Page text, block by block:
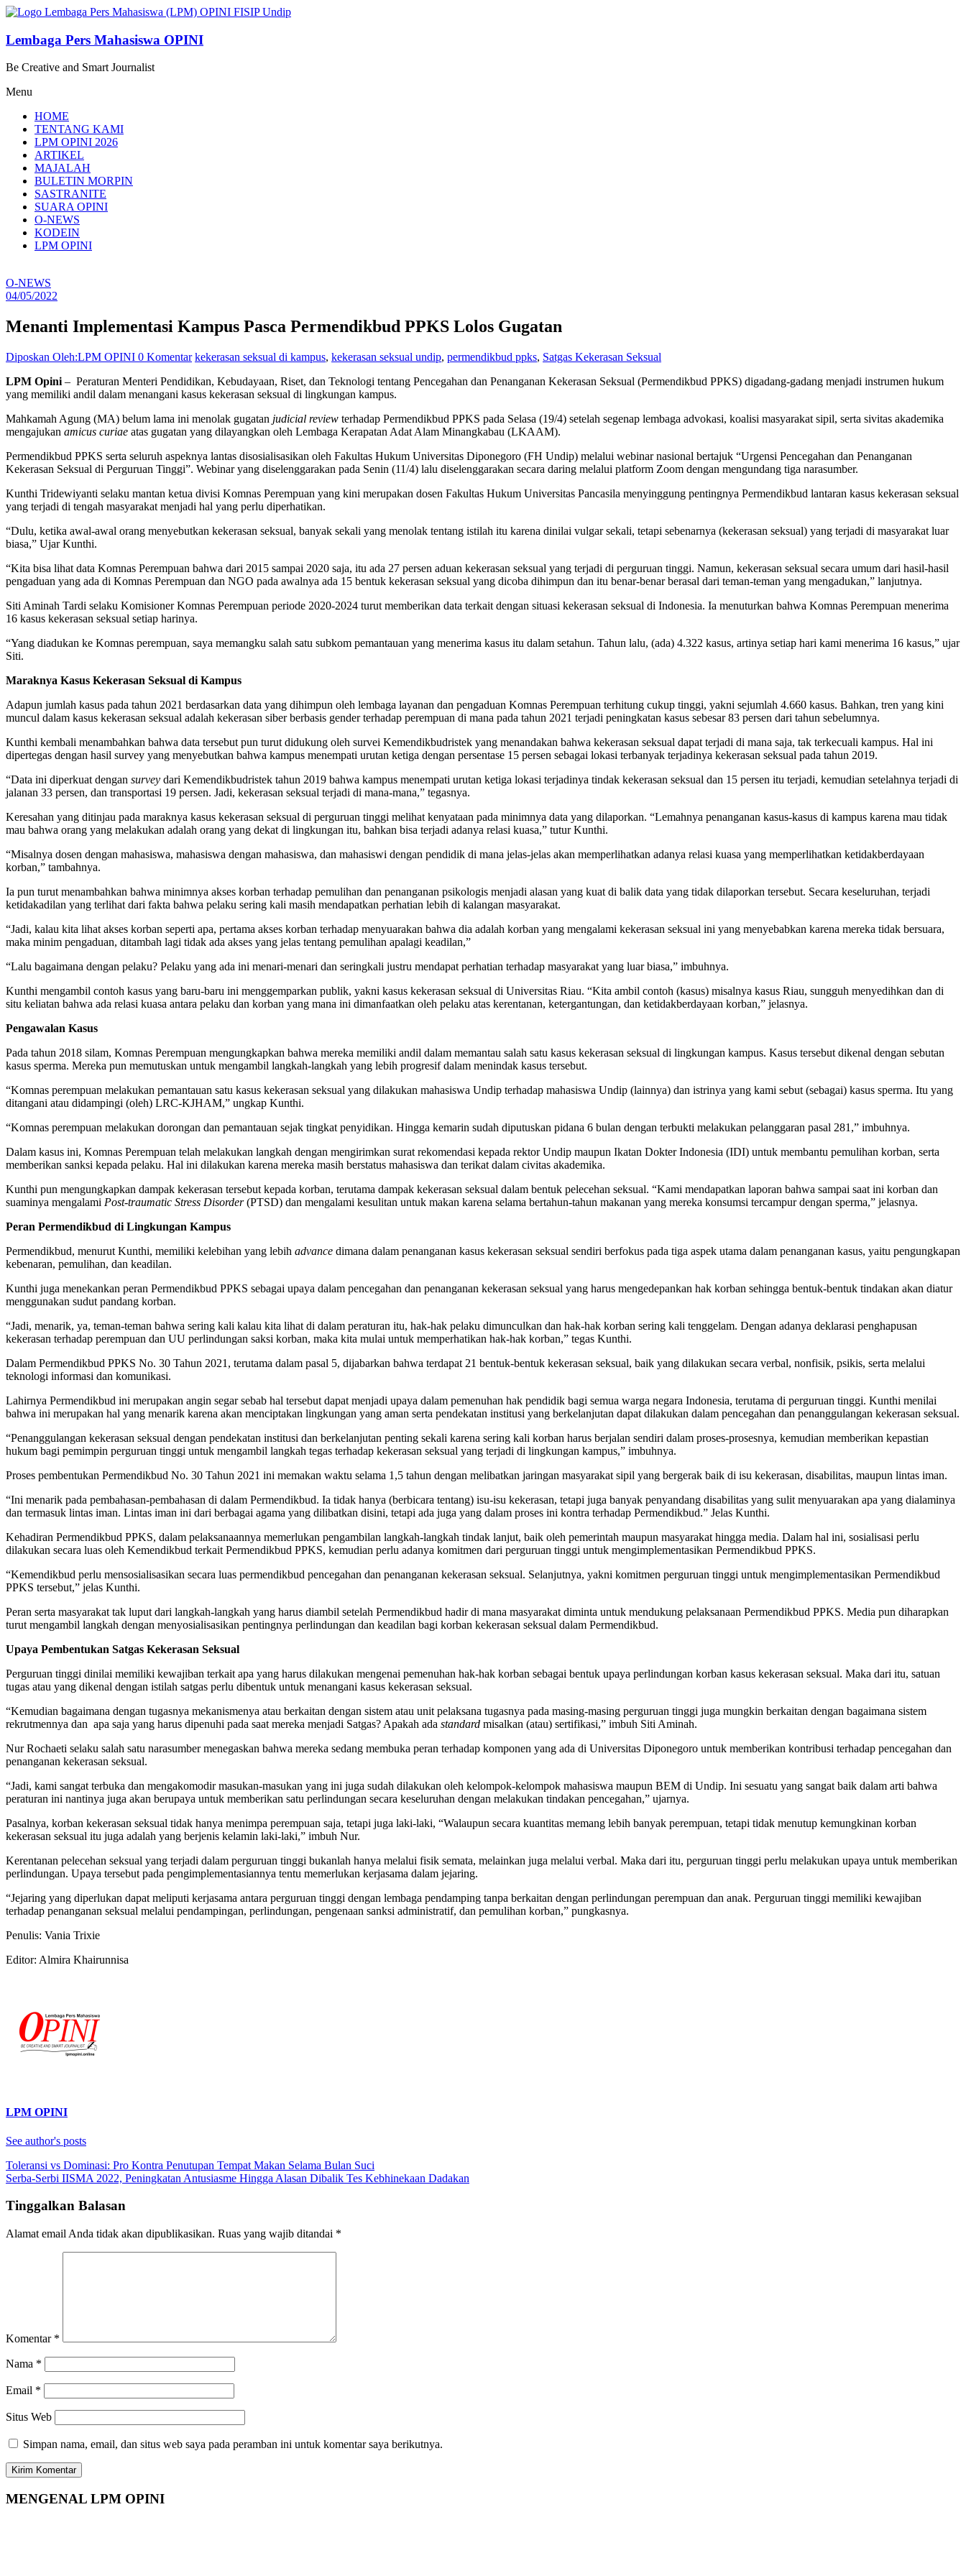
Lompat
konten
Lembaga Pers Mahasiswa OPINI
Be Creative and Smart Journalist
Menu
HOME
TENTANG KAMI
LPM OPINI 2026
ARTIKEL
MAJALAH
BULETIN MORPIN
SASTRANITE
SUARA OPINI
O-NEWS
KODEIN
LPM OPINI
O-NEWS
04/05/2022
Menanti Implementasi Kampus Pasca Permendikbud PPKS Lolos Gugatan
Diposkan Oleh:LPM OPINI 0 Komentar kekerasan seksual di kampus, kekerasan seksual undip, permendikbud ppks, Satgas Kekerasan Seksual
LPM Opini – Peraturan Menteri Pendidikan, Kebudayaan, Riset, dan Teknologi tentang Pencegahan dan Penanganan Kekerasan Seksual (Permendikbud PPKS) digadang-gadang menjadi instrumen hukum
yang memiliki andil dalam menangani kasus kekerasan seksual di lingkungan kampus.
Mahkamah Agung (MA) belum lama ini menolak gugatan judicial review terhadap Permendikbud PPKS pada Selasa (19/4) setelah segenap lembaga advokasi, koalisi masyarakat sipil, serta sivitas akademika
mengajukan amicus curiae atas gugatan yang dilayangkan oleh Lembaga Kerapatan Adat Alam Minangkabau (LKAAM).
Permendikbud PPKS serta seluruh aspeknya lantas disosialisasikan oleh Fakultas Hukum Universitas Diponegoro (FH Undip) melalui webinar nasional bertajuk “Urgensi Pencegahan dan Penanganan
Kekerasan Seksual di Perguruan Tinggi”. Webinar yang diselenggarakan pada Senin (11/4) lalu diselenggarakan secara daring melalui platform Zoom dengan mengundang tiga narasumber.
Kunthi Tridewiyanti selaku mantan ketua divisi Komnas Perempuan yang kini merupakan dosen Fakultas Hukum Universitas Pancasila menyinggung pentingnya Permendikbud lantaran kasus kekerasan seksual
yang terjadi di tengah masyarakat menjadi hal yang perlu diperhatikan.
“Dulu, ketika awal-awal orang menyebutkan kekerasan seksual, banyak sekali yang menolak tentang istilah itu karena dinilai vulgar sekali, tetapi sebenarnya (kekerasan seksual) yang terjadi di masyarakat luar
biasa,” Ujar Kunthi.
“Kita bisa lihat data Komnas Perempuan bahwa dari 2015 sampai 2020 saja, itu ada 27 persen aduan kekerasan seksual yang terjadi di perguruan tinggi. Namun, kekerasan seksual secara umum dari hasil-hasil
pengaduan yang ada di Komnas Perempuan dan NGO pada awalnya ada 15 bentuk kekerasan seksual yang dicoba dihimpun dan itu benar-benar berasal dari teman-teman yang mengadukan,” lanjutnya.
Siti Aminah Tardi selaku Komisioner Komnas Perempuan periode 2020-2024 turut memberikan data terkait dengan situasi kekerasan seksual di Indonesia. Ia menuturkan bahwa Komnas Perempuan menerima
16 kasus kekerasan seksual setiap harinya.
“Yang diadukan ke Komnas perempuan, saya memangku salah satu subkom pemantauan yang menerima kasus itu dalam setahun. Tahun lalu, (ada) 4.322 kasus, artinya setiap hari kami menerima 16 kasus,” ujar
Siti.
Maraknya Kasus Kekerasan Seksual di Kampus
Adapun jumlah kasus pada tahun 2021 berdasarkan data yang dihimpun oleh lembaga layanan dan pengaduan Komnas Perempuan terhitung cukup tinggi, yakni sejumlah 4.660 kasus. Bahkan, tren yang kini
muncul dalam kasus kekerasan seksual adalah kekerasan siber berbasis gender terhadap perempuan di mana pada tahun 2021 terjadi peningkatan kasus sebesar 83 persen dari tahun sebelumnya.
Kunthi kembali menambahkan bahwa data tersebut pun turut didukung oleh survei Kemendikbudristek yang menandakan bahwa kekerasan seksual dapat terjadi di mana saja, tak terkecuali kampus. Hal ini
dipertegas dengan hasil survey yang menyebutkan bahwa kampus menempati urutan ketiga dengan persentase 15 persen sebagai lokasi terbanyak terjadinya kekerasan seksual pada tahun 2019.
“Data ini diperkuat dengan survey dari Kemendikbudristek tahun 2019 bahwa kampus menempati urutan ketiga lokasi terjadinya tindak kekerasan seksual dan 15 persen itu terjadi, kemudian setelahnya terjadi di
jalanan 33 persen, dan transportasi 19 persen. Jadi, kekerasan seksual terjadi di mana-mana,” tegasnya.
Keresahan yang ditinjau pada maraknya kasus kekerasan seksual di perguruan tinggi melihat kenyataan pada minimnya data yang dilaporkan. “Lemahnya penanganan kasus-kasus di kampus karena mau tidak
mau bahwa orang yang melakukan adalah orang yang dekat di lingkungan itu, bahkan bisa terjadi adanya relasi kuasa,” tutur Kunthi.
“Misalnya dosen dengan mahasiswa, mahasiswa dengan mahasiswa, dan mahasiswi dengan pendidik di mana jelas-jelas akan memperlihatkan adanya relasi kuasa yang memperlihatkan ketidakberdayaan
korban,” tambahnya.
Ia pun turut menambahkan bahwa minimnya akses korban terhadap pemulihan dan penanganan psikologis menjadi alasan yang kuat di balik data yang tidak dilaporkan tersebut. Secara keseluruhan, terjadi
ketidakadilan yang terlihat dari fakta bahwa pelaku sering kali masih mendapatkan perhatian lebih di kalangan masyarakat.
“Jadi, kalau kita lihat akses korban seperti apa, pertama akses korban terhadap menyuarakan bahwa dia adalah korban yang mengalami kekerasan seksual ini yang menyebabkan karena mereka tidak bersuara,
maka minim pengaduan, ditambah lagi tidak ada akses yang jelas tentang pemulihan apalagi keadilan,”
“Lalu bagaimana dengan pelaku? Pelaku yang ada ini menari-menari dan seringkali justru mendapat perhatian terhadap masyarakat yang luar biasa,” imbuhnya.
Kunthi mengambil contoh kasus yang baru-baru ini menggemparkan publik, yakni kasus kekerasan seksual di Universitas Riau. “Kita ambil contoh (kasus) misalnya kasus Riau, sungguh menyedihkan dan di
situ keliatan bahwa ada relasi kuasa antara pelaku dan korban yang mana ini dimanfaatkan oleh pelaku atas kerentanan, ketergantungan, dan ketidakberdayaan korban,” jelasnya.
Pengawalan Kasus
Pada tahun 2018 silam, Komnas Perempuan mengungkapkan bahwa mereka memiliki andil dalam memantau salah satu kasus kekerasan seksual di lingkungan kampus. Kasus tersebut dikenal dengan sebutan
kasus sperma. Mereka pun memutuskan untuk mengambil langkah-langkah yang lebih progresif dalam menindak kasus tersebut.
“Komnas perempuan melakukan pemantauan satu kasus kekerasan seksual yang dilakukan mahasiswa Undip terhadap mahasiswa Undip (lainnya) dan istrinya yang kami sebut (sebagai) kasus sperma. Itu yang
ditangani atau didampingi (oleh) LRC-KJHAM,” ungkap Kunthi.
“Komnas perempuan melakukan dorongan dan pemantauan sejak tingkat penyidikan. Hingga kemarin sudah diputuskan pidana 6 bulan dengan terbukti melakukan pelanggaran pasal 281,” imbuhnya.
Dalam kasus ini, Komnas Perempuan telah melakukan langkah dengan mengirimkan surat rekomendasi kepada rektor Undip maupun Ikatan Dokter Indonesia (IDI) untuk membantu pemulihan korban, serta
memberikan sanksi kepada pelaku. Hal ini dilakukan karena mereka masih berstatus mahasiswa dan terikat dalam civitas akademika.
Kunthi pun mengungkapkan dampak kekerasan tersebut kepada korban, terutama dampak kekerasan seksual dalam bentuk pelecehan seksual. “Kami mendapatkan laporan bahwa sampai saat ini korban dan
suaminya mengalami Post-traumatic Stress Disorder(PTSD) dan mengalami kesulitan untuk makan karena selama bertahun-tahun makanan yang mereka konsumsi tercampur dengan sperma,” jelasnya.
Peran Permendikbud di Lingkungan Kampus
Permendikbud, menurut Kunthi, memiliki kelebihan yang lebih advance dimana dalam penanganan kasus kekerasan seksual sendiri berfokus pada tiga aspek utama dalam penanganan kasus, yaitu pengungkapan
kebenaran, pemulihan, dan keadilan.
Kunthi juga menekankan peran Permendikbud PPKS sebagai upaya dalam pencegahan dan penanganan kekerasan seksual yang harus mengedepankan hak korban sehingga bentuk-bentuk tindakan akan diatur
menggunakan sudut pandang korban.
“Jadi, menarik, ya, teman-teman bahwa sering kali kalau kita lihat di dalam peraturan itu, hak-hak pelaku dimunculkan dan hak-hak korban sering kali tenggelam. Dengan adanya deklarasi penghapusan
kekerasan terhadap perempuan dan UU perlindungan saksi korban, maka kita mulai untuk memperhatikan hak-hak korban,” tegas Kunthi.
Dalam Permendikbud PPKS No. 30 Tahun 2021, terutama dalam pasal 5, dijabarkan bahwa terdapat 21 bentuk-bentuk kekerasan seksual, baik yang dilakukan secara verbal, nonfisik, psikis, serta melalui
teknologi informasi dan komunikasi.
Lahirnya Permendikbud ini merupakan angin segar sebab hal tersebut dapat menjadi upaya dalam pemenuhan hak pendidik bagi semua warga negara Indonesia, terutama di perguruan tinggi. Kunthi menilai
bahwa ini merupakan hal yang menarik karena akan menciptakan lingkungan yang aman serta pendekatan institusi yang berkelanjutan dapat dilakukan dalam pencegahan dan penanggulangan kekerasan seksual.
“Penanggulangan kekerasan seksual dengan pendekatan institusi dan berkelanjutan penting sekali karena sering kali korban harus berjalan sendiri dalam proses-prosesnya, kemudian memberikan kepastian
hukum bagi pemimpin perguruan tinggi untuk mengambil langkah tegas terhadap kekerasan seksual yang terjadi di lingkungan kampus,” imbuhnya.
Proses pembentukan Permendikbud No. 30 Tahun 2021 ini memakan waktu selama 1,5 tahun dengan melibatkan jaringan masyarakat sipil yang bergerak baik di isu kekerasan, disabilitas, maupun lintas iman.
“Ini menarik pada pembahasan-pembahasan di dalam Permendikbud. Ia tidak hanya (berbicara tentang) isu-isu kekerasan, tetapi juga banyak penyandang disabilitas yang sulit menyuarakan apa yang dialaminya
dan termasuk lintas iman. Lintas iman ini dari berbagai agama yang dilibatkan disini, tetapi ada juga yang dalam proses ini kontra terhadap Permendikbud.” Jelas Kunthi.
Kehadiran Permendikbud PPKS, dalam pelaksanaannya memerlukan pengambilan langkah-langkah tindak lanjut, baik oleh pemerintah maupun masyarakat hingga media. Dalam hal ini, sosialisasi perlu
dilakukan secara luas oleh Kemendikbud terkait Permendikbud PPKS, kemudian perlu adanya komitmen dari perguruan tinggi untuk mengimplementasikan Permendikbud PPKS.
“Kemendikbud perlu mensosialisasikan secara luas permendikbud pencegahan dan penanganan kekerasan seksual. Selanjutnya, yakni komitmen perguruan tinggi untuk mengimplementasikan Permendikbud
PPKS tersebut,” jelas Kunthi.
Peran serta masyarakat tak luput dari langkah-langkah yang harus diambil setelah Permendikbud hadir di mana masyarakat diminta untuk mendukung pelaksanaan Permendikbud PPKS. Media pun diharapkan
turut mengambil langkah dengan menyosialisasikan pentingnya perlindungan dan keadilan bagi korban kekerasan seksual dalam Permendikbud.
Upaya Pembentukan Satgas Kekerasan Seksual
Perguruan tinggi dinilai memiliki kewajiban terkait apa yang harus dilakukan mengenai pemenuhan hak-hak korban sebagai bentuk upaya perlindungan korban kasus kekerasan seksual. Maka dari itu, satuan
tugas atau yang dikenal dengan istilah satgas perlu dibentuk untuk menangani kasus kekerasan seksual.
“Kemudian bagaimana dengan tugasnya mekanismenya atau berkaitan dengan sistem atau unit pelaksana tugasnya pada masing-masing perguruan tinggi juga mungkin berkaitan dengan bagaimana sistem
rekrutmennya dan apa saja yang harus dipenuhi pada saat mereka menjadi Satgas? Apakah ada standard misalkan (atau) sertifikasi,” imbuh Siti Aminah.
Nur Rochaeti selaku salah satu narasumber menegaskan bahwa mereka sedang membuka peran terhadap komponen yang ada di Universitas Diponegoro untuk memberikan kontribusi terhadap pencegahan dan
penanganan kekerasan seksual.
“Jadi, kami sangat terbuka dan mengakomodir masukan-masukan yang ini juga sudah dilakukan oleh kelompok-kelompok mahasiswa maupun BEM di Undip. Ini sesuatu yang sangat baik dalam arti bahwa
peraturan ini nantinya juga akan berupaya untuk memberikan satu perlindungan secara keseluruhan dengan melakukan tindakan pencegahan,” ujarnya.
Pasalnya, korban kekerasan seksual tidak hanya menimpa perempuan saja, tetapi juga laki-laki, “Walaupun secara kuantitas memang lebih banyak perempuan, tetapi tidak menutup kemungkinan korban
kekerasan seksual itu juga adalah yang berjenis kelamin laki-laki,” imbuh Nur.
Kerentanan pelecehan seksual yang terjadi dalam perguruan tinggi bukanlah hanya melalui fisik semata, melainkan juga melalui verbal. Maka dari itu, perguruan tinggi perlu melakukan upaya untuk memberikan
perlindungan. Upaya tersebut pada pengimplementasiannya tentu memerlukan kerjasama dalam jejaring.
“Jejaring yang diperlukan dapat meliputi kerjasama antara perguruan tinggi dengan lembaga pendamping tanpa berkaitan dengan perlindungan perempuan dan anak. Perguruan tinggi memiliki kewajiban
terhadap penanganan seksual melalui pendampingan, perlindungan, pengenaan sanksi administratif, dan pemulihan korban,” pungkasnya.
Penulis: Vania Trixie
Editor: Almira Khairunnisa
LPM OPINI
See author's posts
Navigasi
pos
Toleransi vs Dominasi: Pro Kontra Penutupan Tempat Makan Selama Bulan Suci
Serba-Serbi IISMA 2022, Peningkatan Antusiasme Hingga Alasan Dibalik Tes Kebhinekaan Dadakan
Tinggalkan Balasan
Alamat email Anda tidak akan dipublikasikan. Ruas yang wajib ditandai *
Komentar *
Nama *
Email *
Situs Web
Simpan nama, email, dan situs web saya pada peramban ini untuk komentar saya berikutnya.
MENGENAL LPM OPINI